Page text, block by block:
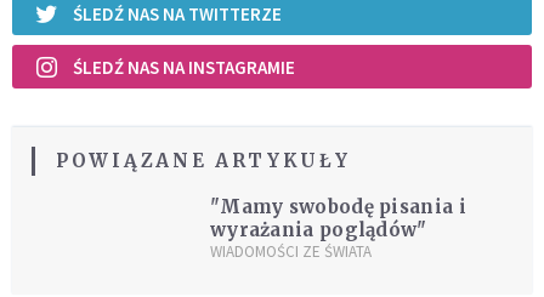
ŚLEDŹ NAS NA TWITTERZE
ŚLEDŹ NAS NA INSTAGRAMIE
POWIĄZANE ARTYKUŁY
"Mamy swobodę pisania i
wyrażania poglądów"
WIADOMOŚCI ZE ŚWIATA